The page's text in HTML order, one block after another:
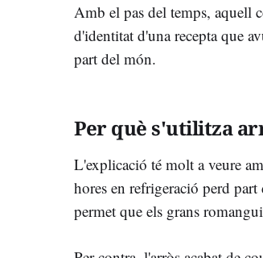
Amb el pas del temps, aquell
d'identitat d'una recepta que
part del món.
Per què s'utilitza
L'explicació té molt a veure
hores en refrigeració perd
permet que els grans